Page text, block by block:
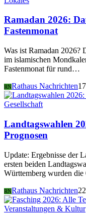
Ramadan 2026:
Fastenmonat
Was ist Ramadan 2026?
im islamischen
Fastenmonat für rund…
RNRathaus Nachrichten
Gesellschaft
Landtagswahlen
Prognosen
Update: Ergebnisse der
ersten beiden
Württemberg wurden
RNRathaus Nachrichten
Veranstaltungen & Kultur